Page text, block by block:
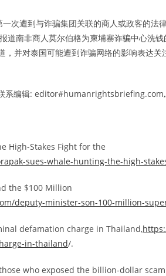
次遭到与诈骗集团关联的商人或政客的法
道南非商人莫尔伯格为柬埔寨诈骗中心洗
并对泰国可能遭到诈骗网络的影响表达关
系编辑:
High-Stakes Fight for the
sues-whale-hunting-the-high-
the $100 Million
deputy-minister-son-100-million-
defamation charge in Thailand,
in-thailand/.
who exposed the billion-dollar